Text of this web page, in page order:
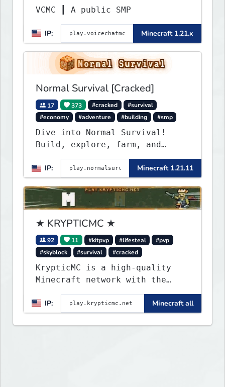
VCMC ┃ A public SMP
IP: Minecraft 1.21.x
Normal Survival [Cracked]
17 373 #cracked
#survival
#economy
#adventure #building #smp
Dive into Normal Survival!
Build, explore, farm, and
create with a friendly
community. Enjoy weekly
updates, new features, and
endless adventures!
IP: Minecraft 1.21.11
★ KRYPTICMC ★
92 11 #kitpvp #lifesteal
#pvp
#skyblock
#survival #cracked
KrypticMC is a high-quality
Minecraft network with the
play. Minigames, KitPvP,
Lifesteal, Prison, Practice,
Bedwars, Skywars, & much much
IP: Minecraft all